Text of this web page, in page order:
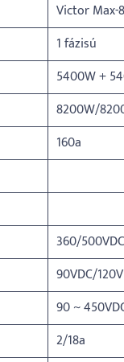
Victor Max-
1 fázisú
5400W +
8200W/
160a
360/500VDC
90VDC/
90 ~
2/18a